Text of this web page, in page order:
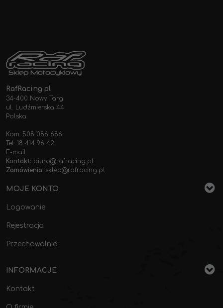
RafRacing.pl
34-400 Nowy Targ
ul. Ludźmierska 44
Polska
Kom: 508 086 686
Tel: 18 414 96 42
E-mail
Kontakt: biuro@rafracing.pl
Zamówienia: sklep@rafracing.pl
MOJE KONTO
Logowanie
Rejestracja
Przechowalnia
INFORMACJE
Kontakt